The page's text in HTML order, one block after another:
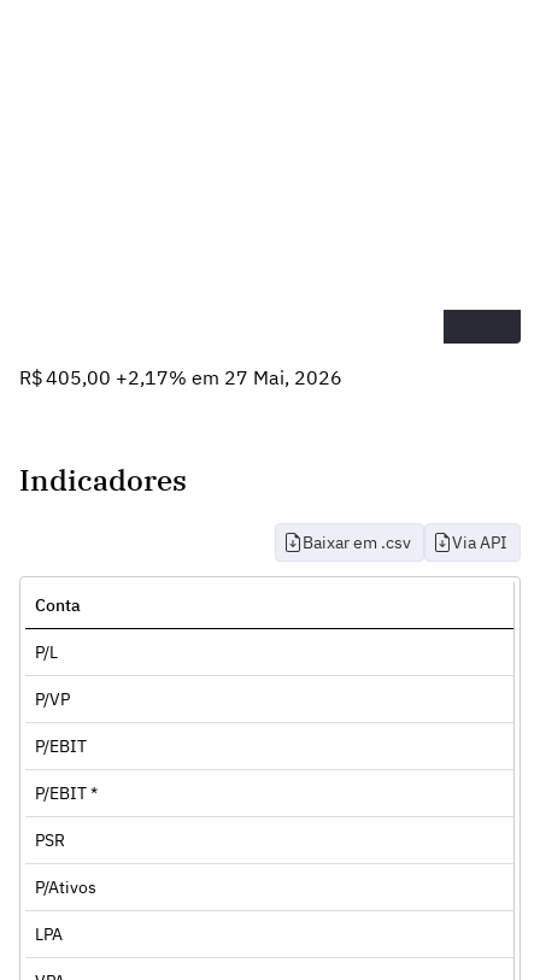
R$ 405,00 +2,17% em 27 Mai, 2026
Indicadores
Baixar em .csv Via API
Conta
P/L
P/VP
P/EBIT
P/EBIT *
PSR
P/Ativos
LPA